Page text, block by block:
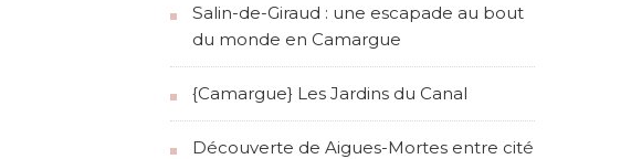
Salin-de-Giraud : une escapade au bout
du monde en Camargue
{Camargue} Les Jardins du Canal
Découverte de Aigues-Mortes entre cité